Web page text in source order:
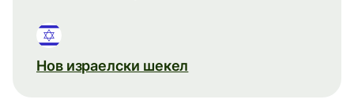
Нов израелски шекел